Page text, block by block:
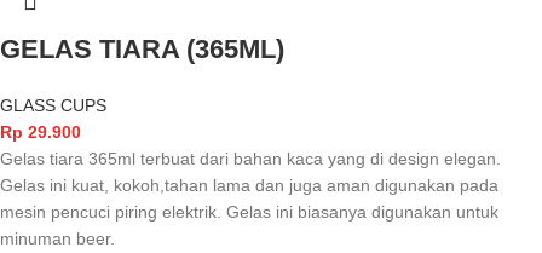
GELAS TIARA (365ML)
GLASS CUPS
Rp 29.900
Gelas tiara 365ml terbuat dari bahan kaca yang di design elegan.
Gelas ini kuat, kokoh,tahan lama dan juga aman digunakan pada
mesin pencuci piring elektrik. Gelas ini biasanya digunakan untuk
minuman beer.